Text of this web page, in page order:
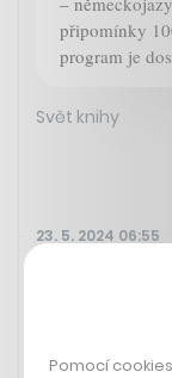
připomínky
program je
Svět knihy
23. 5. 2024 06:55
vydělalo
Beneš
Pomocí